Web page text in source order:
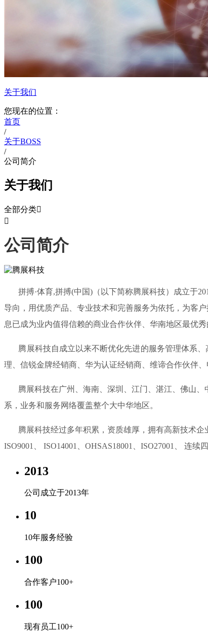
关于我们
您现在的位置：
首页
/
关于BOSS
/
公司简介
关于我们
全部分类

公司简介
拼搏·体育,拼搏(中国)（以下简称腾展科技）成立于
导向，用优质产品、专业技术和完善服务为依托，为客
息已成为业内值得信赖的商业合作伙伴、华南地区最优
腾展科技自成立以来不断优化先进的服务管理体系、
理、信锐金牌经销商、华为认证经销商、维谛合作伙伴、
腾展科技在广州、海南、深圳、江门、湛江、佛山、
系，业务和服务网络覆盖整个大中华地区。
腾展科技经过多年积累，资质雄厚，拥有高新技术企
ISO9001、 ISO14001、OHSAS18001、ISO27001、 连
2013
公司成立于2013年
10
10年服务经验
100
合作客户100+
100
现有员工100+